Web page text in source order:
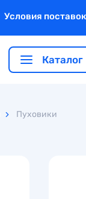
Условия поставок
Каталог
Пуховики